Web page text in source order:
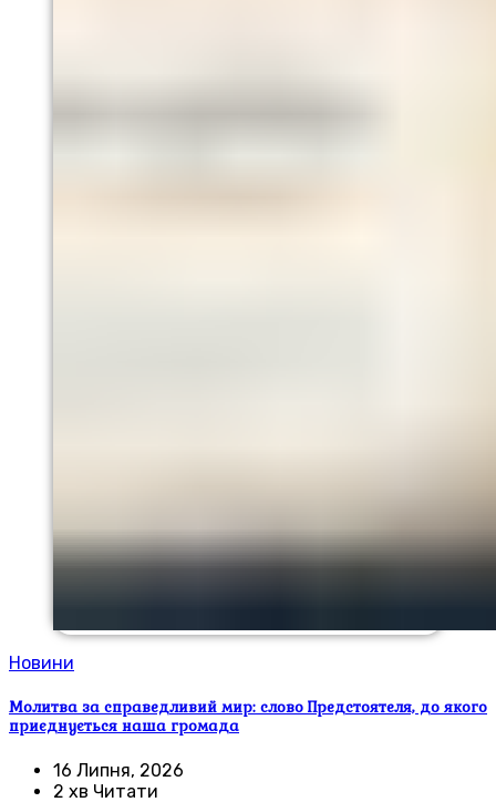
Новини
Молитва за справедливий мир: слово Предстоятеля, до якого
приєднується наша громада
16 Липня, 2026
2 хв Читати